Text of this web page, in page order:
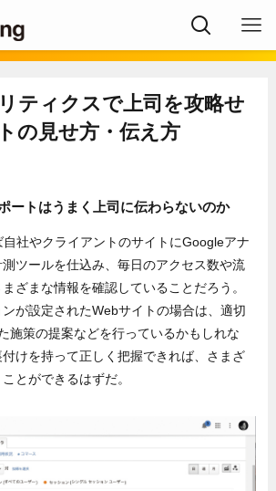
ティクスで上司を攻略せ
の見せ方・伝え方
ートはうまく上司に伝わらないのか
社やクライアントのサイトにGoogleアナ
ツールを仕込み、毎日のアクセス数や流
ざまな情報を確認していることだろう。
が設定されたWebサイトの場合は、適切
施策の提案などを行っているかもしれな
けを持って正しく把握できれば、さまざ
とができるはずだ。